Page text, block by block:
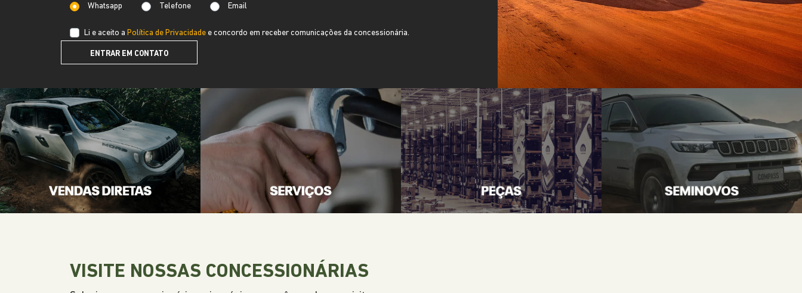
Whatsapp Telefone Email
Li e aceito a Política de Privacidade e concordo em receber comunicações da concessionária.
ENTRAR EM CONTATO
VISITE NOSSAS CONCESSIONÁRIAS